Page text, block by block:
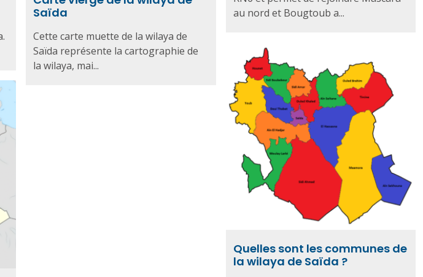
Saïda
Cette carte muette de la wilaya de
Saïda représente la cartographie de
la wilaya, mai...
au nord et Bougtoub a...
Quelles sont les communes de
la wilaya de Saïda ?